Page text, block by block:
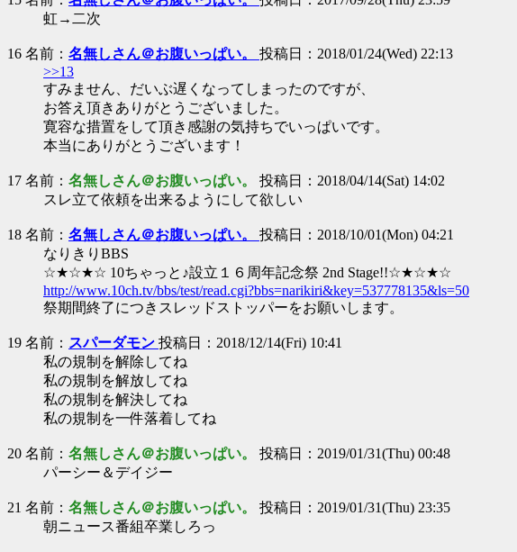
虹→二次
16 名前： 名無しさん＠お腹いっぱい。 投稿日：2018/01/24(Wed) 22:13
>>13
すみません、だいぶ遅くなってしまったのですが、
お答え頂きありがとうございました。
寛容な措置をして頂き感謝の気持ちでいっぱいです。
本当にありがとうございます！
17 名前： 名無しさん＠お腹いっぱい。 投稿日：2018/04/14(Sat) 14:02
スレ立て依頼を出来るようにして欲しい
18 名前： 名無しさん＠お腹いっぱい。 投稿日：2018/10/01(Mon) 04:21
なりきりBBS
☆★☆★☆ 10ちゃっと♪設立１６周年記念祭 2nd Stage!!☆★☆★☆
http://www.10ch.tv/bbs/test/read.cgi?bbs=narikiri&key=537778135&ls=50
祭期間終了につきスレッドストッパーをお願いします。
19 名前： スパーダモン 投稿日：2018/12/14(Fri) 10:41
私の規制を解除してね
私の規制を解放してね
私の規制を解決してね
私の規制を一件落着してね
20 名前： 名無しさん＠お腹いっぱい。 投稿日：2019/01/31(Thu) 00:48
パーシー＆デイジー
21 名前： 名無しさん＠お腹いっぱい。 投稿日：2019/01/31(Thu) 23:35
朝ニュース番組卒業しろっ